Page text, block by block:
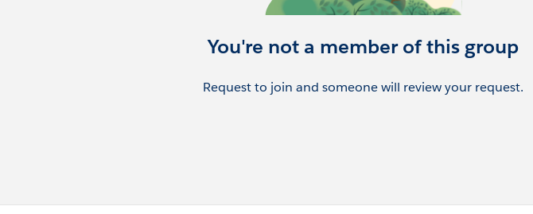
You're not a member of this group
Request to join and someone will review your request.